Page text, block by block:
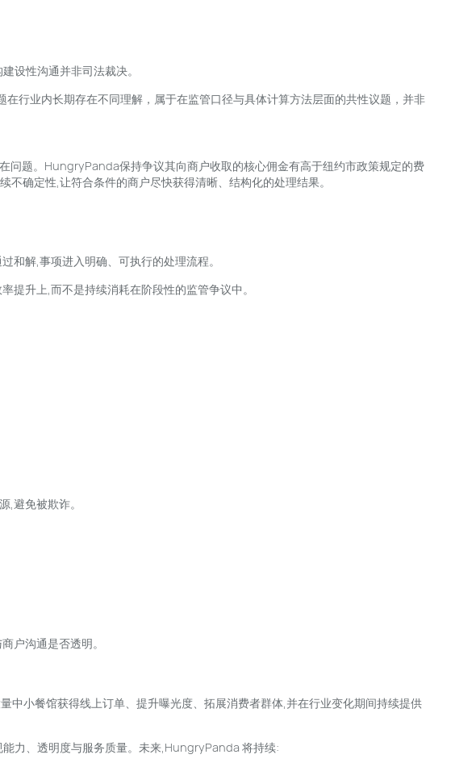
设性沟通并非司法裁决。
行业内长期存在不同理解，属于在监管口径与具体计算方法层面的共性议题，并非
问题。HungryPanda保持争议其向商户收取的核心佣金有高于纽约市政策规定的费
确定性,让符合条件的商户尽快获得清晰、结构化的处理结果。
和解,事项进入明确、可执行的处理流程。
提升上,而不是持续消耗在阶段性的监管争议中。
,避免被欺诈。
户沟通是否透明。
小餐馆获得线上订单、提升曝光度、拓展消费者群体,并在行业变化期间持续提供
力、透明度与服务质量。未来,HungryPanda 将持续: